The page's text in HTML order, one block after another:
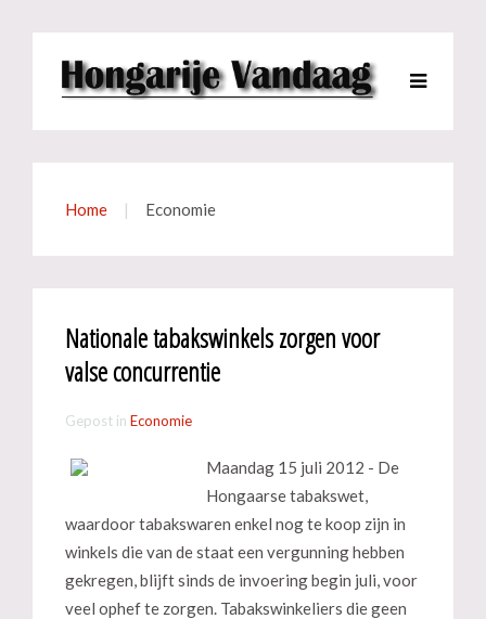
Home Economie
Nationale tabakswinkels zorgen voor
valse concurrentie
Gepost in Economie
Maandag 15 juli 2012 - De
Hongaarse tabakswet,
waardoor tabakswaren enkel nog te koop zijn in
winkels die van de staat een vergunning hebben
gekregen, blijft sinds de invoering begin juli, voor
veel ophef te zorgen. Tabakswinkeliers die geen